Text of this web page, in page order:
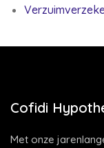
Cofidi
Met onze